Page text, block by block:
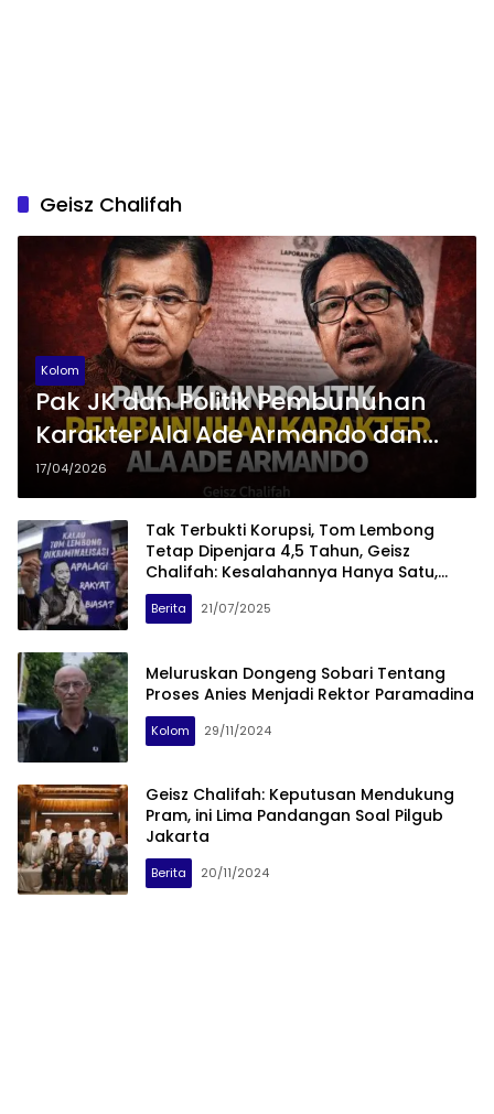
Geisz Chalifah
Kolom
Pak JK dan Politik Pembunuhan
Karakter Ala Ade Armando dan
Sebangsatnya
17/04/2026
Tak Terbukti Korupsi, Tom Lembong
Tetap Dipenjara 4,5 Tahun, Geisz
Chalifah: Kesalahannya Hanya Satu,
Percaya Kepada Kejujuran
Berita 21/07/2025
Meluruskan Dongeng Sobari Tentang
Proses Anies Menjadi Rektor Paramadina
Kolom 29/11/2024
Geisz Chalifah: Keputusan Mendukung
Pram, ini Lima Pandangan Soal Pilgub
Jakarta
Berita 20/11/2024